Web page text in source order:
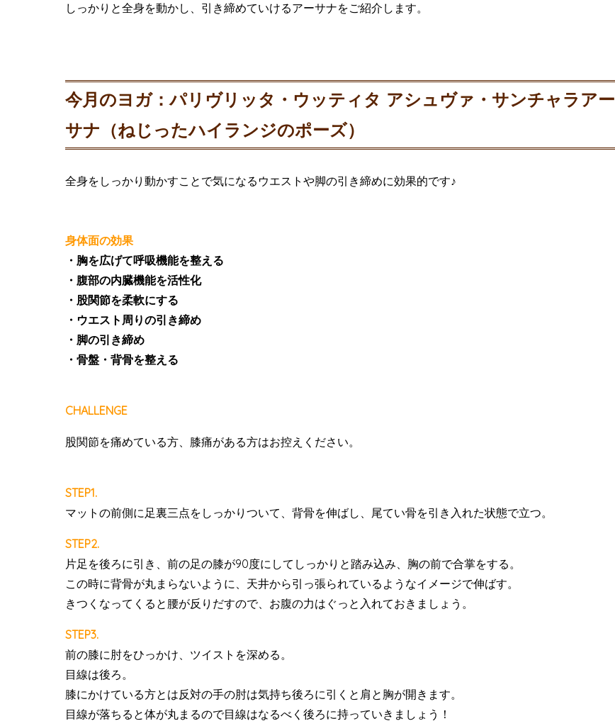
しっかりと全身を動かし、引き締めていけるアーサナをご紹介します。
今月のヨガ：パリヴリッタ・ウッティタ アシュヴァ・サンチャラアー
サナ（ねじったハイランジのポーズ）
全身をしっかり動かすことで気になるウエストや脚の引き締めに効果的です♪
身体面の効果
・胸を広げて呼吸機能を整える
・腹部の内臓機能を活性化
・股関節を柔軟にする
・ウエスト周りの引き締め
・脚の引き締め
・骨盤・背骨を整える
CHALLENGE
股関節を痛めている方、膝痛がある方はお控えください。
STEP1.
マットの前側に足裏三点をしっかりついて、背骨を伸ばし、尾てい骨を引き入れた状態で立つ。
STEP2.
片足を後ろに引き、前の足の膝が90度にしてしっかりと踏み込み、胸の前で合掌をする。
この時に背骨が丸まらないように、天井から引っ張られているようなイメージで伸ばす。
きつくなってくると腰が反りだすので、お腹の力はぐっと入れておきましょう。
STEP3.
前の膝に肘をひっかけ、ツイストを深める。
目線は後ろ。
膝にかけている方とは反対の手の肘は気持ち後ろに引くと肩と胸が開きます。
目線が落ちると体が丸まるので目線はなるべく後ろに持っていきましょう！